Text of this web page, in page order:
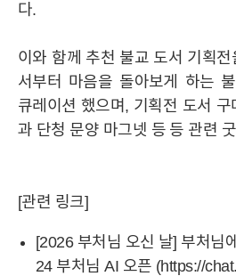
다.
이와 함께 추천 불교 도서 기획
서부터 마음을 돌아보게 하는
큐레이션 했으며, 기획전 도서
과 단청 문양 마그넷 등 등 관련
[관련 링크]
[2026 부처님 오신 날] 부처님
24 부처님 AI 오픈 (https://